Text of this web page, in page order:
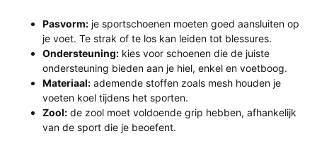
Pasvorm: je sportschoenen moeten goed aansluiten op
je voet. Te strak of te los kan leiden tot blessures.
Ondersteuning: kies voor schoenen die de juiste
ondersteuning bieden aan je hiel, enkel en voetboog.
Materiaal: ademende stoffen zoals mesh houden je
voeten koel tijdens het sporten.
Zool: de zool moet voldoende grip hebben, afhankelijk
van de sport die je beoefent.